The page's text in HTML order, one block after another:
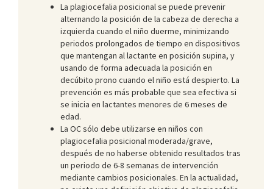
La plagiocefalia posicional se puede prevenir
alternando la posición de la cabeza de derecha a
izquierda cuando el niño duerme, minimizando
periodos prolongados de tiempo en dispositivos
que mantengan al lactante en posición supina, y
usando de forma adecuada la posición en
decúbito prono cuando el niño está despierto. La
prevención es más probable que sea efectiva si
se inicia en lactantes menores de 6 meses de
edad.
La OC sólo debe utilizarse en niños con
plagiocefalia posicional moderada/grave,
después de no haberse obtenido resultados tras
un periodo de 6-8 semanas de intervención
mediante cambios posicionales. En la actualidad,